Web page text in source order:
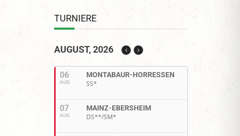
TURNIERE
AUGUST, 2026
06
AUG
MONTABAUR-HORRESSEN
SS*
07
AUG
MAINZ-EBERSHEIM
DS**/SM*